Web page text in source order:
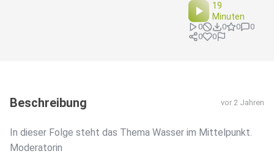
19
Minuten
0 0 0
0
0
0
Beschreibung vor 2 Jahren
In dieser Folge steht das Thema Wasser im Mittelpunkt.
Moderatorin